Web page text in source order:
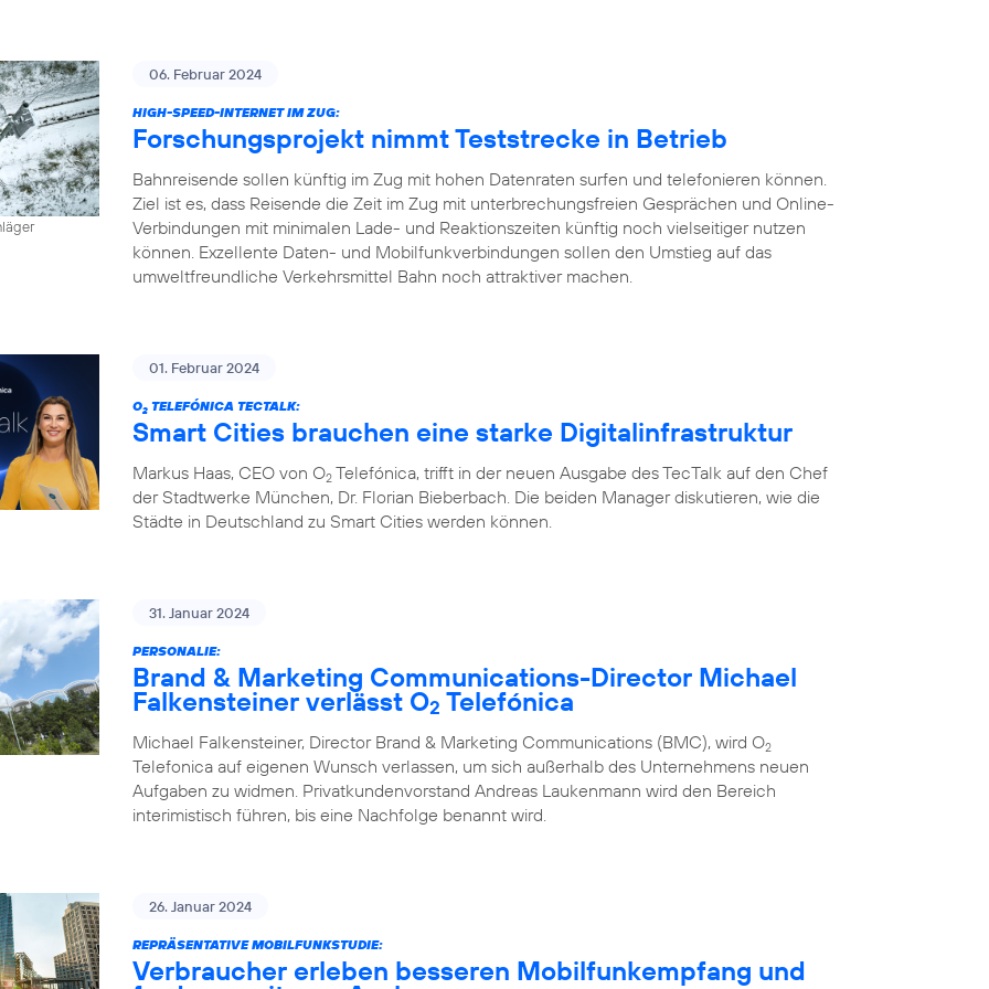
06. Februar 2024
HIGH-SPEED-INTERNET IM ZUG:
Forschungsprojekt nimmt Teststrecke in Betrieb
Bahnreisende sollen künftig im Zug mit hohen Datenraten surfen und telefonieren können.
Ziel ist es, dass Reisende die Zeit im Zug mit unterbrechungsfreien Gesprächen und Online-
Verbindungen mit minimalen Lade- und Reaktionszeiten künftig noch vielseitiger nutzen
können. Exzellente Daten- und Mobilfunkverbindungen sollen den Umstieg auf das
umweltfreundliche Verkehrsmittel Bahn noch attraktiver machen.
01. Februar 2024
O2 TELEFÓNICA TECTALK:
Smart Cities brauchen eine starke Digitalinfrastruktur
Markus Haas, CEO von O2 Telefónica, trifft in der neuen Ausgabe des TecTalk auf den Chef
der Stadtwerke München, Dr. Florian Bieberbach. Die beiden Manager diskutieren, wie die
Städte in Deutschland zu Smart Cities werden können.
31. Januar 2024
PERSONALIE:
Brand & Marketing Communications-Director Michael
Falkensteiner verlässt O2 Telefónica
Michael Falkensteiner, Director Brand & Marketing Communications (BMC), wird O2
Telefonica auf eigenen Wunsch verlassen, um sich außerhalb des Unternehmens neuen
Aufgaben zu widmen. Privatkundenvorstand Andreas Laukenmann wird den Bereich
interimistisch führen, bis eine Nachfolge benannt wird.
26. Januar 2024
REPRÄSENTATIVE MOBILFUNKSTUDIE:
Verbraucher erleben besseren Mobilfunkempfang und